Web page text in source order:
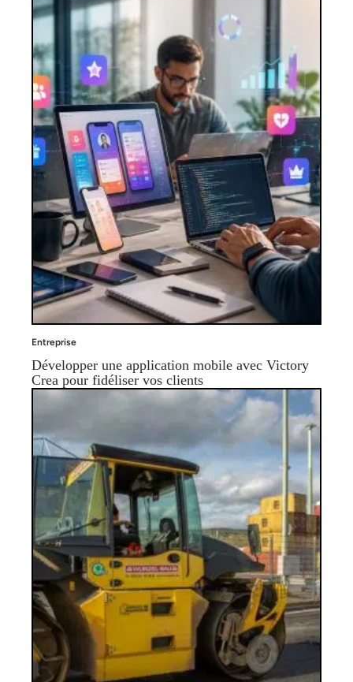
Entreprise
Développer une application mobile avec Victory
Crea pour fidéliser vos clients